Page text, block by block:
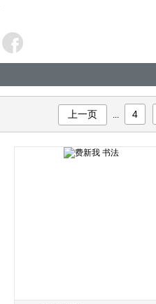
上一页 ... 4